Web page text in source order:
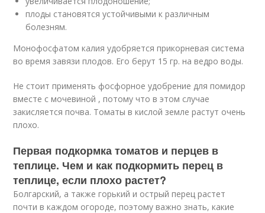
плоды становятся устойчивыми к различным
болезням.
Монофосфатом калия удобряется прикорневая система
во время завязи плодов. Его берут 15 гр. на ведро воды.
Не стоит применять фосфорное удобрение для помидор
вместе с мочевиной , потому что в этом случае
закисляется почва. Томаты в кислой земле растут очень
плохо.
Первая подкормка томатов и перцев в
теплице. Чем и как подкормить перец в
теплице, если плохо растет?
Болгарский, а также горький и острый перец растет
почти в каждом огороде, поэтому важно знать, какие